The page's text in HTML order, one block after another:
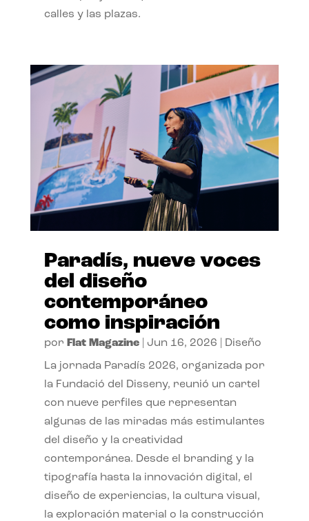
calles y las plazas.
Paradís, nueve voces
del diseño
contemporáneo
como inspiración
por Flat Magazine| Jun 16, 2026 Diseño
La jornada Paradís 2026, organizada por
la Fundació del Disseny, reunió un cartel
con nueve perfiles que representan
algunas de las miradas más estimulantes
del diseño y la creatividad
contemporánea. Desde el branding y la
tipografía hasta la innovación digital, el
diseño de experiencias, la cultura visual,
la exploración material o la construcción